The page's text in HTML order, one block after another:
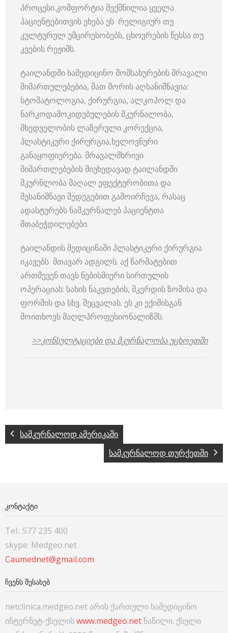
პროცესი.კომფორტია შექმნილია ყველა
პაციენტებითვის ეხება ეს რელიგიურ თუ
კულტურულ უმცირესობებს, ცხოვრების წესსა თუ
კვების რეჟიმს.
ტაილანდში სამედიცინო მომსახურების მრავალი
მიმართულებებია, მათ შორის აღსანიშნავია:
სტომატოლოგია, ქირურგია, ალკოჰოლ და
ნარკოდამოკიდებულების მკურნალობა,
მხედველობის ლაზერული კორექცია,
პლასტიკური ქირურგია,ხელოვნური
განაყოფიერება. მრავალმხრივი
მიმართლებების მიუხედავად ტაილანდში
მკურნლობა მაღალ ეფექტურობითა და
შესანიშნავი შედეგებით გამოირჩევა, რასაც
ადასტურებს ნამკურნალებ პაციენტთა
შთაბეჭდილებები.
ტაილანდის მედიცინაში პლასტიკური ქირურგია
იკავებს მთავარ ადგილს. აქ წარმატებით
ართმევენ თავს ნებისმიერი სირთულის
ოპერაციას: სახის ნაკვთების, მკერდის ზომისა და
ფორმის და სხვ. შეცვალას. ეს კი ექიმისგან
მოითხოვს მაღლპროფესიონალიზმს.
>>კონსულტაციები და მკურნალობა უცხოეთში
სამკურნალოდ ამერიკაში
სამკურნალოდ თურქეთში
ᲙᲝᲜᲢᲐᲥᲢᲘ
Tel.: 577 235 400
skype: Medgeo.net
Caumednet@gmail.com
ᲩᲕᲔᲜᲡ ᲨᲔᲡᲐᲮᲔᲑ
netclinica.medgeo.net არის ქართული სამედიცინო
ინტერნეტ-ქსელისwww.medgeo.net ნაწილი. ქსელი